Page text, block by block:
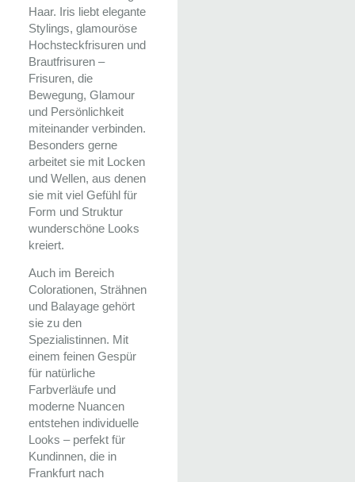
Haar. Iris liebt elegante
Stylings, glamouröse
Hochsteckfrisuren und
Brautfrisuren –
Frisuren, die
Bewegung, Glamour
und Persönlichkeit
miteinander verbinden.
Besonders gerne
arbeitet sie mit Locken
und Wellen, aus denen
sie mit viel Gefühl für
Form und Struktur
wunderschöne Looks
kreiert.
Auch im Bereich
Colorationen, Strähnen
und Balayage gehört
sie zu den
Spezialistinnen. Mit
einem feinen Gespür
für natürliche
Farbverläufe und
moderne Nuancen
entstehen individuelle
Looks – perfekt für
Kundinnen, die in
Frankfurt nach